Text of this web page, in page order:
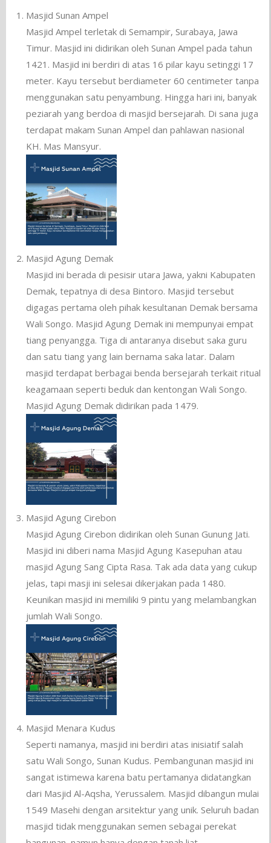
Masjid Sunan Ampel
Masjid Ampel terletak di Semampir, Surabaya, Jawa
Timur. Masjid ini didirikan oleh Sunan Ampel pada tahun
1421. Masjid ini berdiri di atas 16 pilar kayu setinggi 17
meter. Kayu tersebut berdiameter 60 centimeter tanpa
menggunakan satu penyambung. Hingga hari ini, banyak
peziarah yang berdoa di masjid bersejarah. Di sana juga
terdapat makam Sunan Ampel dan pahlawan nasional
KH. Mas Mansyur.
Masjid Agung Demak
Masjid ini berada di pesisir utara Jawa, yakni Kabupaten
Demak, tepatnya di desa Bintoro. Masjid tersebut
digagas pertama oleh pihak kesultanan Demak bersama
Wali Songo. Masjid Agung Demak ini mempunyai empat
tiang penyangga. Tiga di antaranya disebut saka guru
dan satu tiang yang lain bernama saka latar. Dalam
masjid terdapat berbagai benda bersejarah terkait ritual
keagamaan seperti beduk dan kentongan Wali Songo.
Masjid Agung Demak didirikan pada 1479.
Masjid Agung Cirebon
Masjid Agung Cirebon didirikan oleh Sunan Gunung Jati.
Masjid ini diberi nama Masjid Agung Kasepuhan atau
masjid Agung Sang Cipta Rasa. Tak ada data yang cukup
jelas, tapi masji ini selesai dikerjakan pada 1480.
Keunikan masjid ini memiliki 9 pintu yang melambangkan
jumlah Wali Songo.
Masjid Menara Kudus
Seperti namanya, masjid ini berdiri atas inisiatif salah
satu Wali Songo, Sunan Kudus. Pembangunan masjid ini
sangat istimewa karena batu pertamanya didatangkan
dari Masjid Al-Aqsha, Yerussalem. Masjid dibangun mulai
1549 Masehi dengan arsitektur yang unik. Seluruh badan
masjid tidak menggunakan semen sebagai perekat